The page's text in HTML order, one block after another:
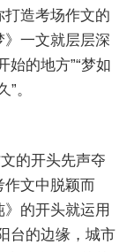
造考场作文的
一文就层层深
始的地方”“梦如
。
的开头先声夺
作文中脱颖而
的开头就运用
台的边缘，城市